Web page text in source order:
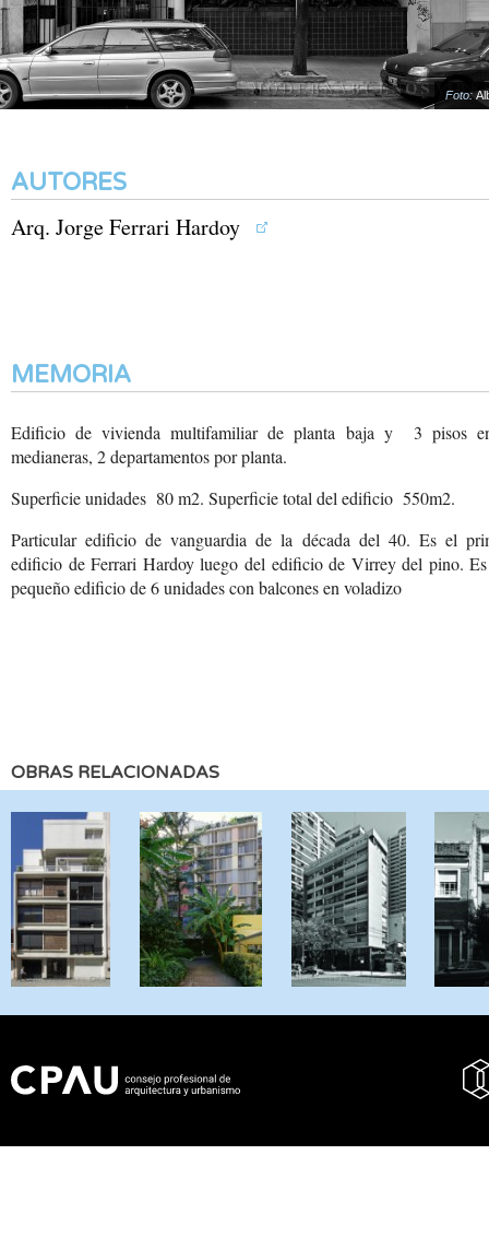
Foto:
AUTORES
Arq. Jorge Ferrari Hardoy
MEMORIA
Edificio de vivienda multifamiliar de planta baja y 3 pisos
medianeras, 2 departamentos por planta.
Superficie unidades 80 m2. Superficie total del edificio 550m2.
Particular edificio de vanguardia de la década del 40. Es el
edificio de Ferrari Hardoy luego del edificio de Virreydel pino.
pequeñoedificio de 6 unidadescon balcones en voladizo
OBRAS RELACIONADAS